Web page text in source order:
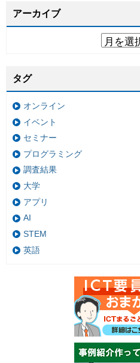
アーカイブ
タグ
オンライン
イベント
セミナー
プログラミング
調査結果
大学
アプリ
AI
STEM
英語